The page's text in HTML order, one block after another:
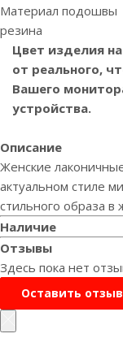
Материал подошвы
резина
Цвет изделия
от реального,
Вашего
устройства.
Описание
Женские
актуальном стиле
стильного образа в
Наличие
Отзывы
Здесь пока нет
Оставить отзыв